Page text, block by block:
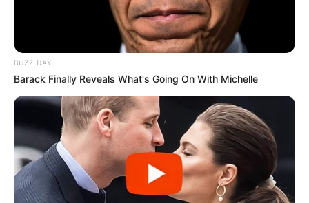
BUZZ DAY
Barack Finally Reveals What's Going On With Michelle